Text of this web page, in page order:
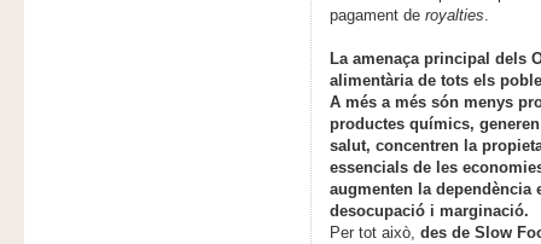
pagament de royalties.
La amenaça principal dels
alimentària de tots els
A més a més són menys
productes químics,
salut, concentren la
essencials de les
augmenten la
desocupació i marginació.
Per tot això, des de Slow